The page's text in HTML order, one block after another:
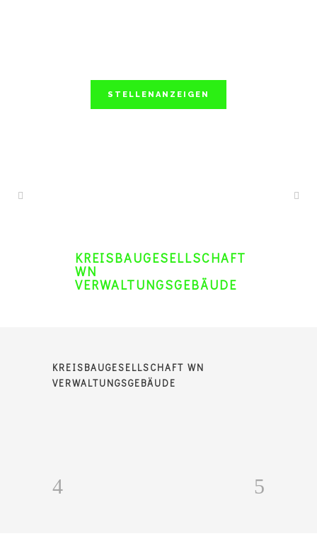
STELLENANZEIGEN
KREISBAUGESELLSCHAFT
WN
VERWALTUNGSGEBÄUDE
KREISBAUGESELLSCHAFT WN
VERWALTUNGSGEBÄUDE